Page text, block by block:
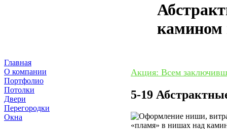
камином
Главная
О компании
Портфолио
Потолки
Двери
Перегородки
Окна
Акция: Всем
5-19